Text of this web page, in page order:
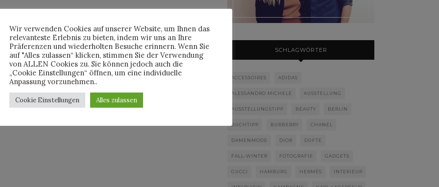
SCHLAGWÖRTER
ACCESSOIRES ADIDAS
ALESSANDRO MICHELE AUSSTELLUNG
AUSSTELLUNGSTIPP BEAUTY BERLIN
BUCHTIPP BURBERRY CHANEL
DAMENMODE DIOR DÜFTE
FALL-WINTER FOTOGRAFIE GADGETS
GUCCI HAMBURG HERMÈS INTERIEUR
Wir verwenden Cookies auf unserer Website, um Ihnen das
relevanteste Erlebnis zu bieten, indem wir uns an Ihre
Präferenzen und wiederholten Besuche erinnern. Wenn Sie
auf "Alles zulassen“ klicken, stimmen Sie der Verwendung
von ALLEN Cookies zu. Sie können jedoch auch die
„Cookie Einstellungen“ öffnen, um eine individuelle
Anpassung vorzunehmen..
Cookie Einstellungen Alles zulassen